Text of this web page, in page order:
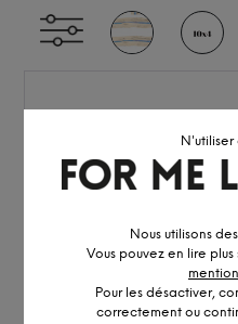
Nous utilisons
Vous pouvez en lire
Pour les désactiver,
correctement ou